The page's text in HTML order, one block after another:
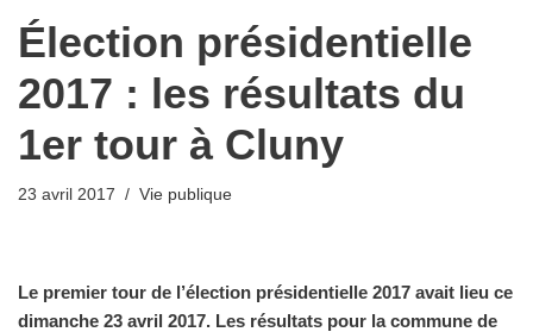
Élection présidentielle
2017 : les résultats du
1er tour à Cluny
23 avril 2017 Vie publique
Le premier tour de l’élection présidentielle 2017 avait lieu ce
dimanche 23 avril 2017. Les résultats pour la commune de